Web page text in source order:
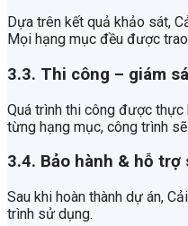
Dựa trên kết quả khảo sát,
Mọi hạng mục đều được
3.3. Thi công – giám
Quá trình thi công được
từng hạng mục, công trình
3.4. Bảo hành & hỗ trợ
Sau khi hoàn thành dự án,
trình sử dụng.